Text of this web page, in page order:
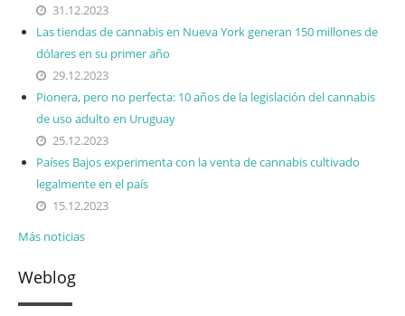
31.12.2023
Las tiendas de cannabis en Nueva York generan 150 millones de
dólares en su primer año
29.12.2023
Pionera, pero no perfecta: 10 años de la legislación del cannabis
de uso adulto en Uruguay
25.12.2023
Países Bajos experimenta con la venta de cannabis cultivado
legalmente en el país
15.12.2023
Más noticias
Weblog